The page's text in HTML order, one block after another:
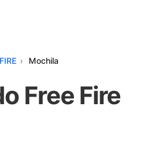
Mochila
Free Fire